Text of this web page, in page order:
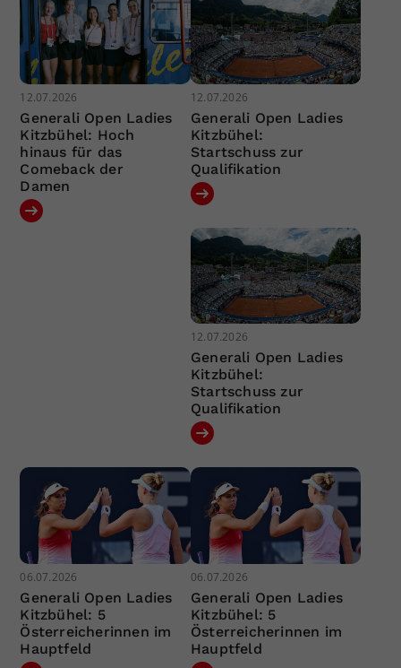
12.07.2026
Generali Open Ladies
Kitzbühel: Hoch
hinaus für das
Comeback der
Damen
12.07.2026
Generali Open Ladies
Kitzbühel:
Startschuss zur
Qualifikation
12.07.2026
Generali Open Ladies
Kitzbühel:
Startschuss zur
Qualifikation
06.07.2026
Generali Open Ladies
Kitzbühel: 5
Österreicherinnen im
Hauptfeld
06.07.2026
Generali Open Ladies
Kitzbühel: 5
Österreicherinnen im
Hauptfeld